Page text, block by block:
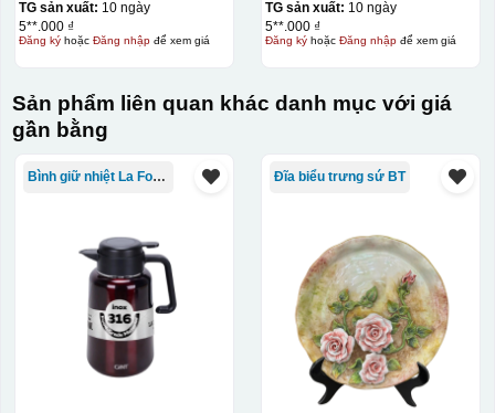
TG sản xuất: 10 ngày
5**.000 ₫
Đăng kýhoặc Đăng nhậpđể xem giá
TG sản xuất: 10 ngày
5**.000 ₫
Đăng kýhoặc Đăng nhậpđể xem giá
Sản phẩm liên quan khác danh mục với giá
gần bằng
Bình giữ nhiệt La Fonte Đĩa biểu trưng sứ BT